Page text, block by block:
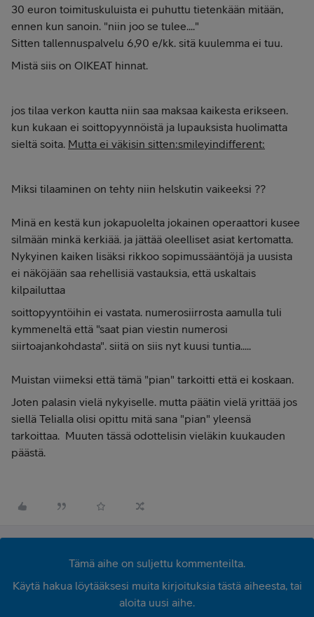
30 euron toimituskuluista ei puhuttu tietenkään mitään,
ennen kun sanoin. "niin joo se tulee...."
Sitten tallennuspalvelu 6,90 e/kk. sitä kuulemma ei tuu.
Mistä siis on OIKEAT hinnat.
jos tilaa verkon kautta niin saa maksaa kaikesta erikseen.
kun kukaan ei soittopyynnöistä ja lupauksista huolimatta
sieltä soita. Mutta ei väkisin sitten:smileyindifferent:
Miksi tilaaminen on tehty niin helskutin vaikeeksi ??
Minä en kestä kun jokapuolelta jokainen operaattori kusee
silmään minkä kerkiää. ja jättää oleelliset asiat kertomatta.
Nykyinen kaiken lisäksi rikkoo sopimussääntöjä ja uusista
ei näköjään saa rehellisiä vastauksia, että uskaltais
kilpailuttaa
soittopyyntöihin ei vastata. numerosiirrosta aamulla tuli
kymmeneltä että "saat pian viestin numerosi
siirtoajankohdasta". siitä on siis nyt kuusi tuntia.....
Muistan viimeksi että tämä "pian" tarkoitti että ei koskaan.
Joten palasin vielä nykyiselle. mutta päätin vielä yrittää jos
siellä Telialla olisi opittu mitä sana "pian" yleensä
tarkoittaa. Muuten tässä odottelisin vieläkin kuukauden
päästä.
Tämä aihe on suljettu kommenteilta.
Käytä hakua löytääksesi muita kirjoituksia tästä aiheesta, tai
aloita uusi aihe.